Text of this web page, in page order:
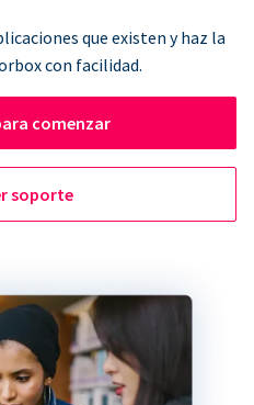
que existen y haz la
con facilidad.
comenzar
soporte